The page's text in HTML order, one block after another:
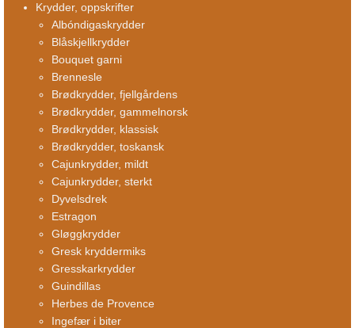
Krydder, oppskrifter
Albóndigaskrydder
Blåskjellkrydder
Bouquet garni
Brennesle
Brødkrydder, fjellgårdens
Brødkrydder, gammelnorsk
Brødkrydder, klassisk
Brødkrydder, toskansk
Cajunkrydder, mildt
Cajunkrydder, sterkt
Dyvelsdrek
Estragon
Gløggkrydder
Gresk kryddermiks
Gresskarkrydder
Guindillas
Herbes de Provence
Ingefær i biter